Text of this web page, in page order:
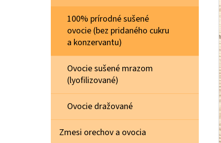
100% prírodné sušené
ovocie (bez pridaného cukru
a konzervantu)
Ovocie sušené mrazom
(lyofilizované)
Ovocie dražované
Zmesi orechov a ovocia
MAKADAMOVÉ ORECHY RAW 0,5 KG
€21,30